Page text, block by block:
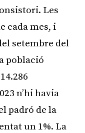
Les
cada mes, i
setembre del
població
n’hi havia
padró de la
un 1%. La